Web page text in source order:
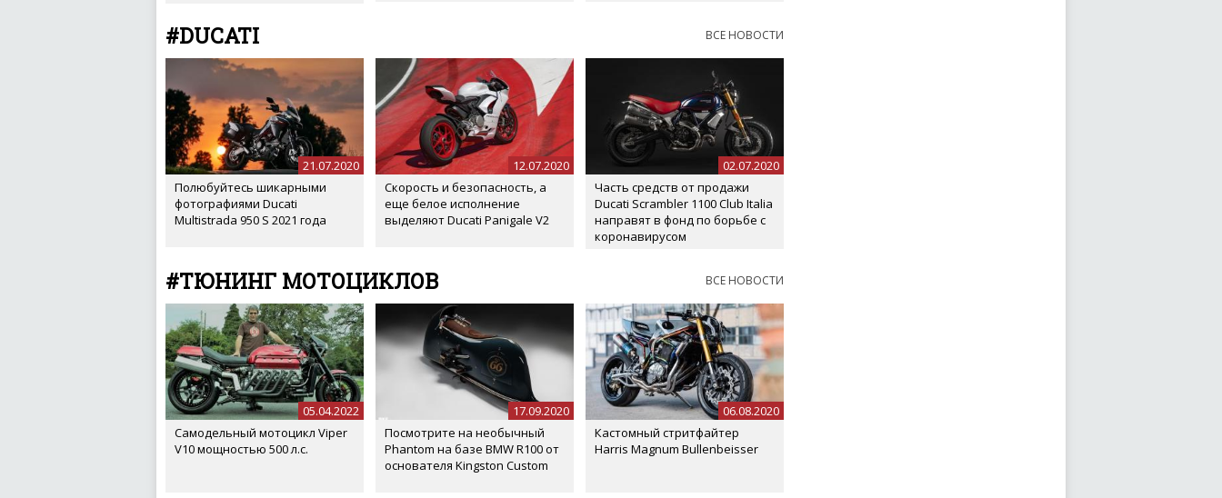
#DUCATI ВСЕ НОВОСТИ
Полюбуйтесь шикарными
фотографиями Ducati
Multistrada 950 S 2021 года
21.07.2020
Скорость и безопасность, а
еще белое исполнение
выделяют Ducati Panigale V2
12.07.2020
Часть средств от продажи
Ducati Scrambler 1100 Club Italia
направят в фонд по борьбе с
коронавирусом
02.07.2020
#ТЮНИНГ МОТОЦИКЛОВ ВСЕ НОВОСТИ
Самодельный мотоцикл Viper
V10 мощностью 500 л.с.
05.04.2022
Посмотрите на необычный
Phantom на базе BMW R100 от
основателя Kingston Custom
17.09.2020
Кастомный стритфайтер
Harris Magnum Bullenbeisser
06.08.2020